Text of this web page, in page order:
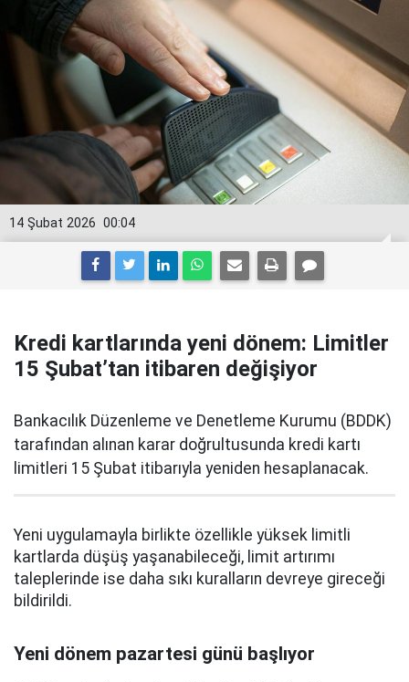
00:04
14 Şubat 2026
Kredi kartlarında yeni dönem: Limitler
15 Şubat’tan itibaren değişiyor
Bankacılık Düzenleme ve Denetleme Kurumu (BDDK)
tarafından alınan karar doğrultusunda kredi kartı
limitleri 15 Şubat itibarıyla yeniden hesaplanacak.
Yeni uygulamayla birlikte özellikle yüksek limitli
kartlarda düşüş yaşanabileceği, limit artırımı
taleplerinde ise daha sıkı kuralların devreye gireceği
bildirildi.
Yeni dönem pazartesi günü başlıyor